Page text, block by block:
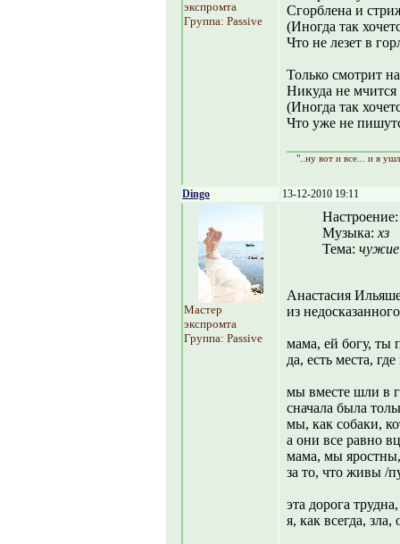
экспромта
Группа: Passive
Сгорблена и
(Иногда так
Что не лезет в
Только смотрит
Никуда не
(Иногда так
Что уже не
"..ну вот и все... и я
Dingo 13-12-2010 19:11
Мастер
экспромта
Группа: Passive
Музыка: хз
Тема:
Анастасия
из недосказанного
мама, ей богу, ты
да, есть места,
мы вместе шли в
сначала была
мы, как собаки,
а они все равно
мама, мы
за то, что живы /
эта дорога
я, как всегда,